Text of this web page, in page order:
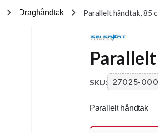
chevron_right Draghåndtak chevron_right Parallelt håndtak, 85
SKU: 27025-000
Parallelt håndtak